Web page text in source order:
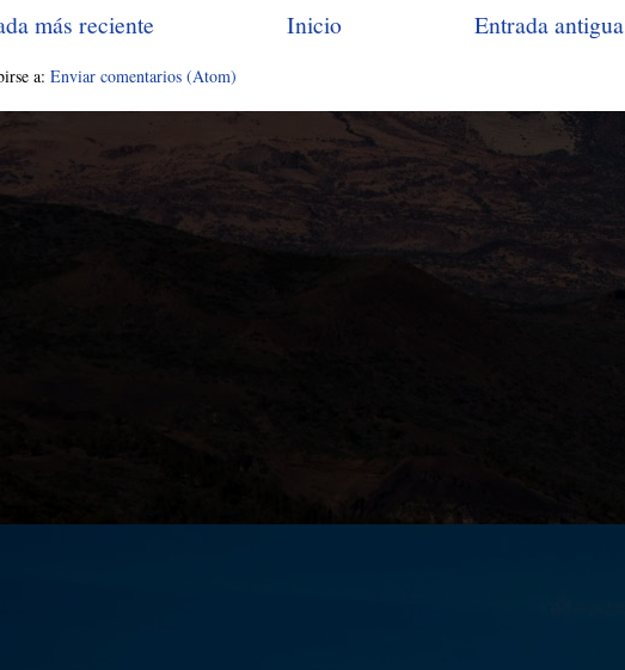
más reciente Entrada antigua
Inicio
a: Enviar comentarios (Atom)